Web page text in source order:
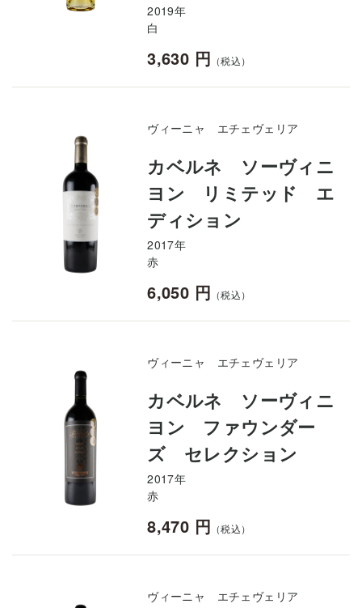
2019年
白
3,630 円 （税込）
ヴィーニャ エチェヴェリア
カベルネ ソーヴィニ
ヨン リミテッド エ
ディション
2017年
赤
6,050 円 （税込）
ヴィーニャ エチェヴェリア
カベルネ ソーヴィニ
ヨン ファウンダー
ズ セレクション
2017年
赤
8,470 円 （税込）
ヴィーニャ エチェヴェリア